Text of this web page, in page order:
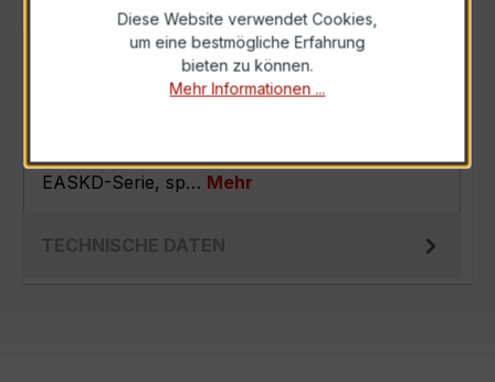
Der EASKD 31.5 3x500/5A 2,5VA Kl.0,5s ist ein
Verrechnungsstromwandler der bewährten
EASKD-Serie, sp… Mehr
TECHNISCHE DATEN
Diese Website verwendet Cookies,
um eine bestmögliche Erfahrung
bieten zu können.
Mehr Informationen ...